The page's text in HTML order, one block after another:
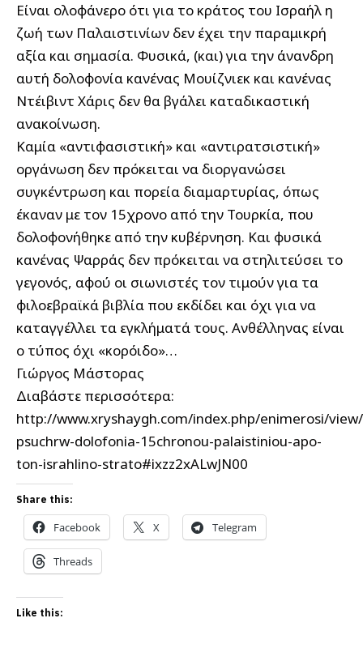
Είναι ολοφάνερο ότι για το κράτος του Ισραήλ η
ζωή των Παλαιστινίων δεν έχει την παραμικρή
αξία και σημασία. Φυσικά, (και) για την άνανδρη
αυτή δολοφονία κανένας Μουίζνιεκ και κανένας
Ντέιβιντ Χάρις δεν θα βγάλει καταδικαστική
ανακοίνωση.
Καμία «αντιφασιστική» και «αντιρατσιστική»
οργάνωση δεν πρόκειται να διοργανώσει
συγκέντρωση και πορεία διαμαρτυρίας, όπως
έκαναν με τον 15χρονο από την Τουρκία, που
δολοφονήθηκε από την κυβέρνηση. Και φυσικά
κανένας Ψαρράς δεν πρόκειται να στηλιτεύσει το
γεγονός, αφού οι σιωνιστές τον τιμούν για τα
φιλοεβραϊκά βιβλία που εκδίδει και όχι για να
καταγγέλλει τα εγκλήματά τους. Ανθέλληνας είναι
ο τύπος όχι «κορόιδο»…
Γιώργος Μάστορας
Διαβάστε περισσότερα:
http://www.xryshaygh.com/index.php/enimerosi/
psuchrw-dolofonia-15chronou-palaistiniou-apo-
ton-israhlino-strato#ixzz2xALwJN00
Share this:
Facebook X Telegram
Threads
Like this: